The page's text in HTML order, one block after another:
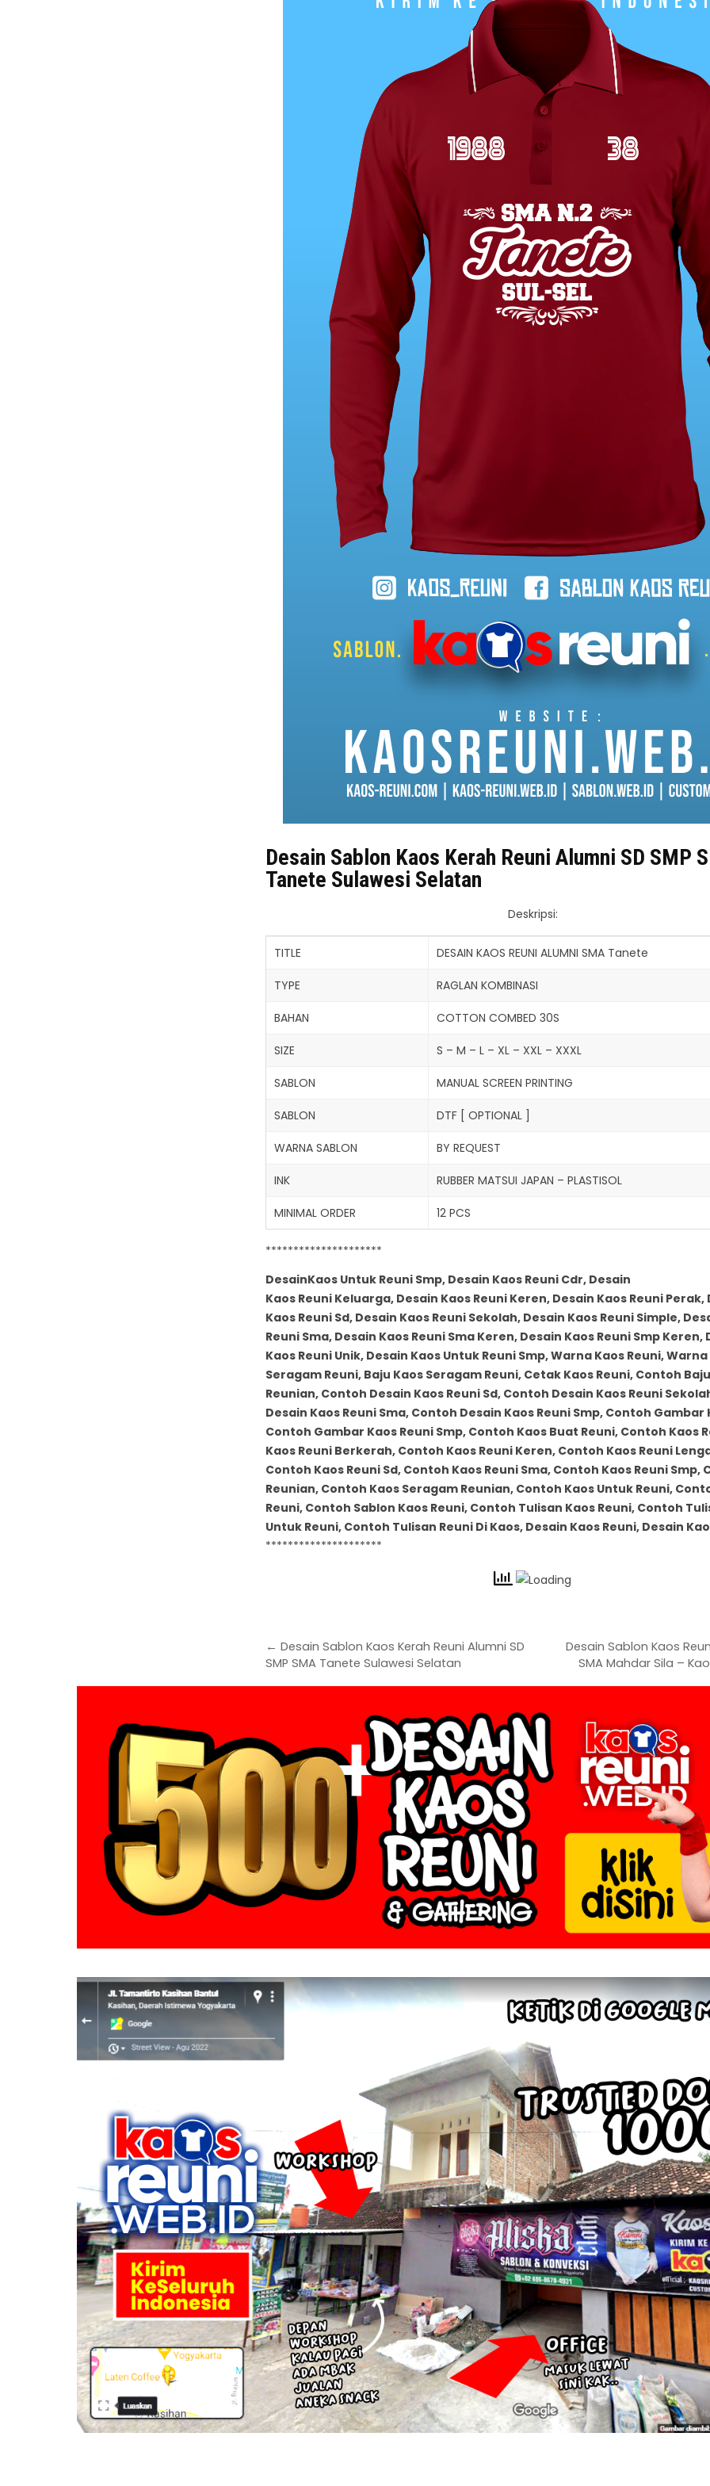
Desain Sablon Kaos Kerah Reuni Alumni SD SMP
Tanete Sulawesi Selatan
Deskripsi:
TITLE DESAIN KAOS REUNI ALUMNI SMA Tanete
TYPE RAGLAN KOMBINASI
BAHAN COTTON COMBED 30S
SIZE S – M – L – XL – XXL – XXXL
SABLON MANUAL SCREEN PRINTING
SABLON DTF [ OPTIONAL ]
WARNA SABLON BY REQUEST
INK RUBBER MATSUI JAPAN – PLASTISOL
MINIMAL ORDER 12 PCS
*********************
DesainKaos Untuk Reuni Smp, Desain Kaos Reuni Cdr, Desain
Kaos Reuni Keluarga, Desain Kaos Reuni Keren, Desain Kaos Reuni Perak,
Kaos Reuni Sd, Desain Kaos Reuni Sekolah, Desain Kaos Reuni Simple,
Reuni Sma, Desain Kaos Reuni Sma Keren, Desain Kaos Reuni Smp Keren,
Kaos Reuni Unik, Desain Kaos Untuk Reuni Smp, Warna Kaos Reuni,
Seragam Reuni, Baju Kaos Seragam Reuni, Cetak Kaos Reuni, Contoh
Reunian, Contoh Desain Kaos Reuni Sd, Contoh Desain Kaos Reuni
Desain Kaos Reuni Sma, Contoh Desain Kaos Reuni Smp, Contoh Gambar
Contoh Gambar Kaos Reuni Smp, Contoh Kaos Buat Reuni, Contoh Kaos
Kaos Reuni Berkerah, Contoh Kaos Reuni Keren, Contoh Kaos Reuni
Contoh Kaos Reuni Sd, Contoh Kaos Reuni Sma, Contoh Kaos Reuni Smp,
Reunian, Contoh Kaos Seragam Reunian, Contoh Kaos Untuk Reuni,
Reuni, Contoh Sablon Kaos Reuni, Contoh Tulisan Kaos Reuni, Contoh
Untuk Reuni, Contoh Tulisan Reuni Di Kaos, Desain Kaos Reuni, Desain
*********************
Desain Sablon Kaos
SMA Mahdar Sila –
← Desain Sablon Kaos Kerah Reuni Alumni SD
SMP SMA Tanete Sulawesi Selatan